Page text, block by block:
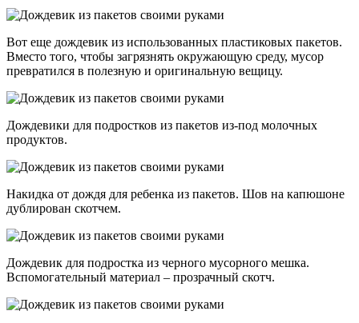
Вот еще дождевик из использованных пластиковых пакетов.
Вместо того, чтобы загрязнять окружающую среду, мусор
превратился в полезную и оригинальную вещицу.
Дождевики для подростков из пакетов из-под молочных
продуктов.
Накидка от дождя для ребенка из пакетов. Шов на капюшоне
дублирован скотчем.
Дождевик для подростка из черного мусорного мешка.
Вспомогательный материал – прозрачный скотч.